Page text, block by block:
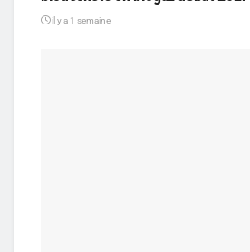
il y a 1 semaine